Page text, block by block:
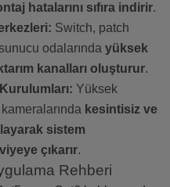
hatalarını sıfıra indirir.
Switch, patch
odalarında yüksek
kanalları oluşturur.
Yüksek
kesintisiz ve
sistem
çıkarır.
Rehberi